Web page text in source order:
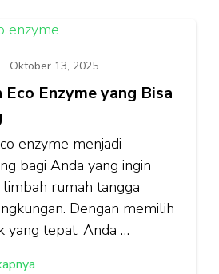
Oktober 13, 2025
Eco Enzyme yang Bisa
enzyme menjadi
bagi Anda yang ingin
rumah tangga
Dengan memilih
yang tepat, Anda …